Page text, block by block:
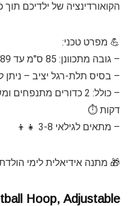
הקואורדינציה של ילדיכם
💪 מפרט טכני:
– גובה מתכוונן: 85 ס"מ עד 1.89 מ' 📏
– בסיס תלת-רגל יציב –
– כולל: 2 כדורים
דקות ⏱️
– מתאים לגילאי 3-8 👧👦
🎁 מתנה אידיאלית לימי
Hoop, Adjustable